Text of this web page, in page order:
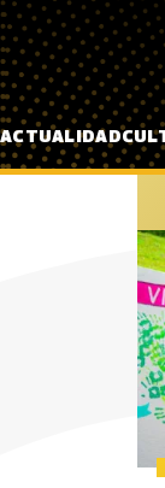
Pasar al contenido
ACTUALIDAD